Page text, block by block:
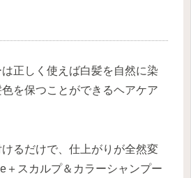
正しく使えば白髪を自然に染
を保つことができるヘアケア
るだけで、仕上がりが全然変
＋スカルプ＆カラーシャンプー